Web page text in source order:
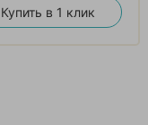
Купить в 1 клик